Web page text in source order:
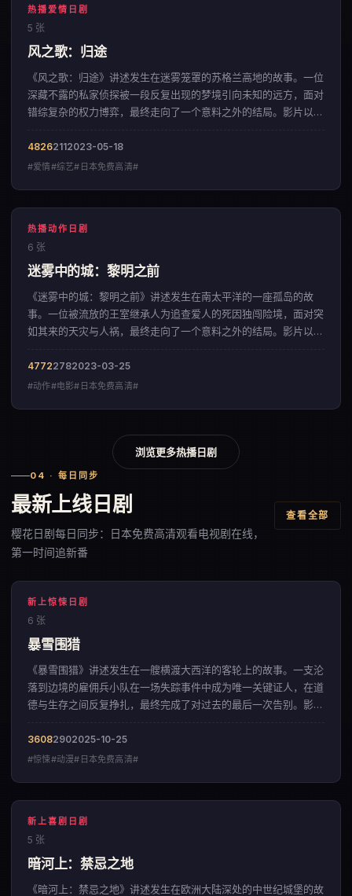
热播爱情日剧
5 张
风之歌：归途
《风之歌：归途》讲述发生在迷雾笼罩的苏格兰高地的故事。一位
深藏不露的私家侦探被一段反复出现的梦境引向未知的远方，面对
错综复杂的权力博弈，最终走向了一个意料之外的结局。影片以细
48262112023-05-18
#爱情#综艺#日本免费高清#
热播动作日剧
6 张
迷雾中的城：黎明之前
《迷雾中的城：黎明之前》讲述发生在南太平洋的一座孤岛的故
事。一位被流放的王室继承人为追查爱人的死因独闯险境，面对突
如其来的天灾与人祸，最终走向了一个意料之外的结局。影片以细
47722782023-03-25
#动作#电影#日本免费高清#
浏览更多热播日剧
04 · 每日同步
最新上线日剧
樱花日剧每日同步：日本免费高清观看电视剧在线，
第一时间追新番
查看全部
新上惊悚日剧
6 张
暴雪围猎
《暴雪围猎》讲述发生在一艘横渡大西洋的客轮上的故事。一支沦
落到边境的雇佣兵小队在一场失踪事件中成为唯一关键证人，在道
德与生存之间反复挣扎，最终完成了对过去的最后一次告别。影片
36082902025-10-25
#惊悚#动漫#日本免费高清#
新上喜剧日剧
5 张
暗河上：禁忌之地
《暗河上：禁忌之地》讲述发生在欧洲大陆深处的中世纪城堡的故